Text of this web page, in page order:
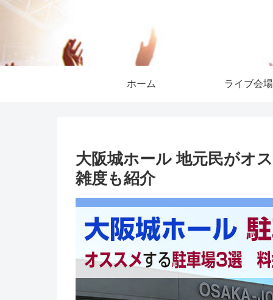
ホーム ライブ会場
大阪城ホール 地元民がオ
雑度も紹介